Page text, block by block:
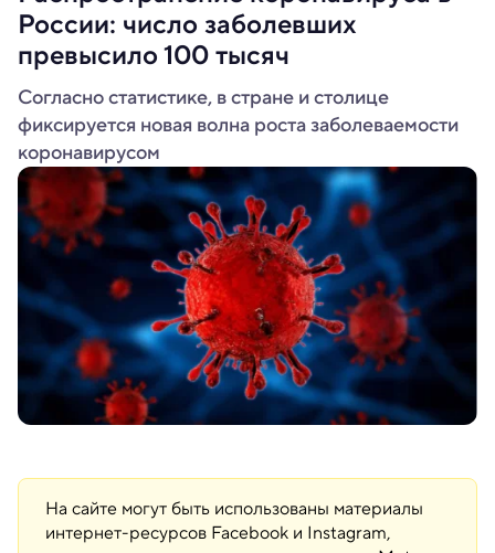
России: число заболевших
превысило 100 тысяч
Согласно статистике, в стране и столице
фиксируется новая волна роста заболеваемости
коронавирусом
На сайте могут быть использованы материалы
интернет-ресурсов Facebook и Instagram,